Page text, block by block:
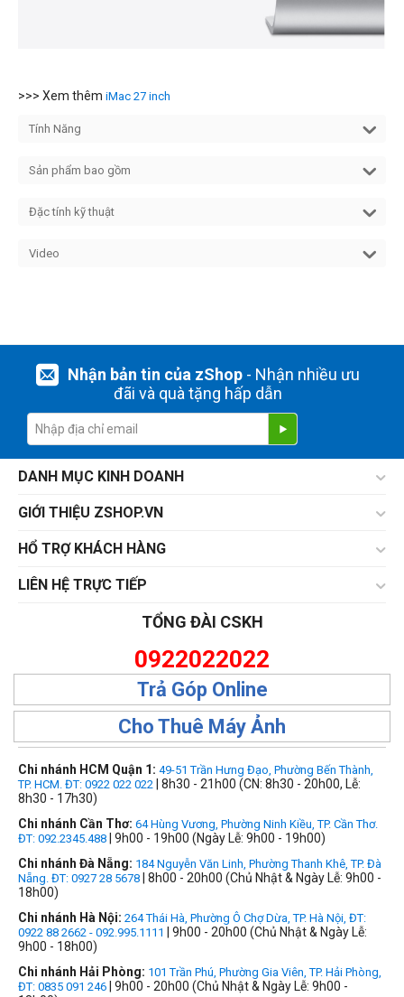
>>> Xem thêm iMac 27 inch
Tính Năng
Sản phẩm bao gồm
Đặc tính kỹ thuật
Video
Nhận bản tin của zShop- Nhận nhiều ưu
đãi và quà tặng hấp dẫn
DANH MỤC KINH DOANH
GIỚI THIỆU ZSHOP.VN
HỔ TRỢ KHÁCH HÀNG
LIÊN HỆ TRỰC TIẾP
TỔNG ĐÀI CSKH
0922022022
Trả Góp Online
Cho Thuê Máy Ảnh
Chi nhánh HCM Quận 1: 49-51 Trần Hưng Đạo, Phường Bến Thành,
TP. HCM. ĐT: 0922 022 022 | 8h30 - 21h00 (CN: 8h30 - 20h00, Lễ:
8h30 - 17h30)
Chi nhánh Cần Thơ: 64 Hùng Vương, Phường Ninh Kiều, TP. Cần Thơ.
ĐT: 092.2345.488 | 9h00 - 19h00 (Ngày Lễ: 9h00 - 19h00)
Chi nhánh Đà Nẵng: 184 Nguyễn Văn Linh, Phường Thanh Khê, TP. Đà
Nẵng. ĐT: 0927 28 5678 | 8h00 - 20h00 (Chủ Nhật & Ngày Lễ: 9h00 -
18h00)
Chi nhánh Hà Nội: 264 Thái Hà, Phường Ô Chợ Dừa, TP. Hà Nội, ĐT:
0922 88 2662 - 092.995.1111
| 9h00 - 20h00 (Chủ Nhật & Ngày Lễ:
9h00 - 18h00)
Chi nhánh Hải Phòng: 101 Trần Phú, Phường Gia Viên, TP. Hải Phòng,
ĐT: 0835 091 246 | 9h00 - 20h00 (Chủ Nhật & Ngày Lễ: 9h00 -